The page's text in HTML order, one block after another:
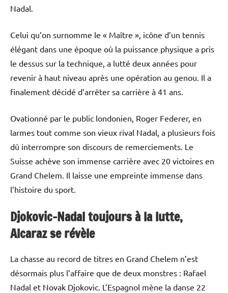
Nadal.
Celui qu’on surnomme le « Maître », icône d’un tennis
élégant dans une époque où la puissance physique a pris
le dessus sur la technique, a lutté deux années pour
revenir à haut niveau après une opération au genou. Il a
finalement décidé d’arrêter sa carrière à 41 ans.
Ovationné par le public londonien, Roger Federer, en
larmes tout comme son vieux rival Nadal, a plusieurs fois
dû interrompre son discours de remerciements. Le
Suisse achève son immense carrière avec 20 victoires en
Grand Chelem. Il laisse une empreinte immense dans
l’histoire du sport.
Djokovic-Nadal toujours à la lutte,
Alcaraz se révèle
La chasse au record de titres en Grand Chelem n’est
désormais plus l’affaire que de deux monstres : Rafael
Nadal et Novak Djokovic. L’Espagnol mène la danse 22